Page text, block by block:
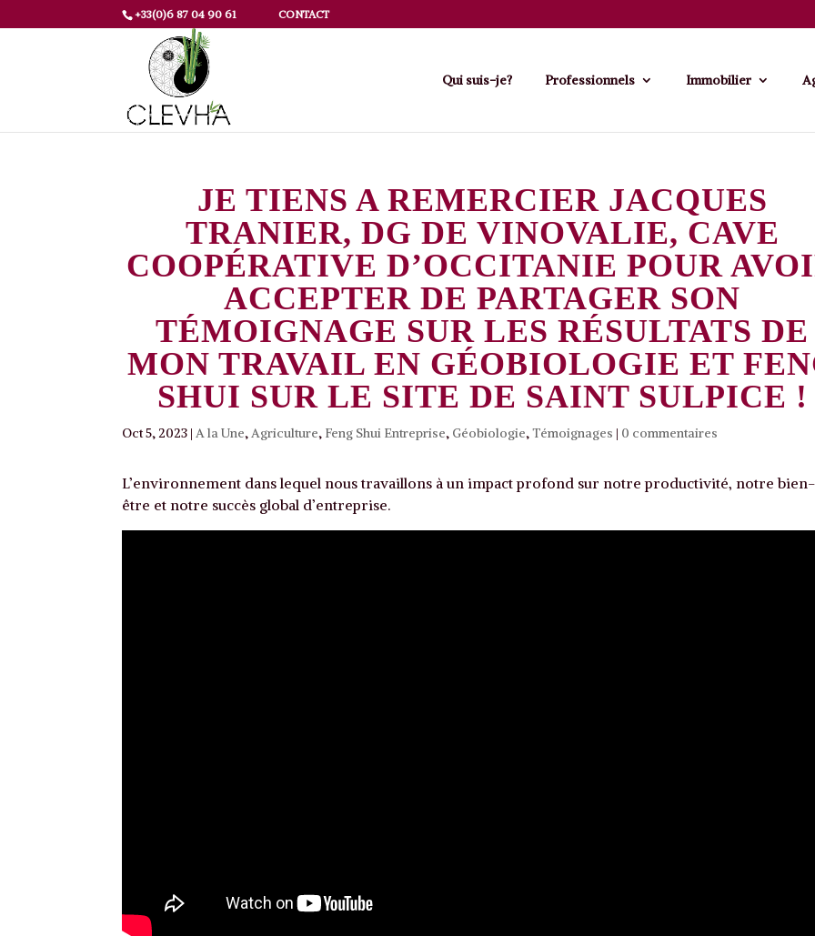
+33(0)6 87 04 90 61 CONTACT
Qui suis-je? Professionnels Immobilier
JE TIENS A REMERCIER JACQUES
TRANIER, DG DE VINOVALIE, CAVE
COOPÉRATIVE D’OCCITANIE POUR
ACCEPTER DE PARTAGER SON
TÉMOIGNAGE SUR LES RÉSULTATS DE
MON TRAVAIL EN GÉOBIOLOGIE ET
SHUI SUR LE SITE DE SAINT SULPICE !
Oct 5, 2023 |A la Une,Agriculture, Feng Shui Entreprise, Géobiologie,Témoignages | 0 commentaires
L’environnement dans lequel nous travaillons à un impact profond sur notre productivité, notre bien-
être et notre succès global d’entreprise.